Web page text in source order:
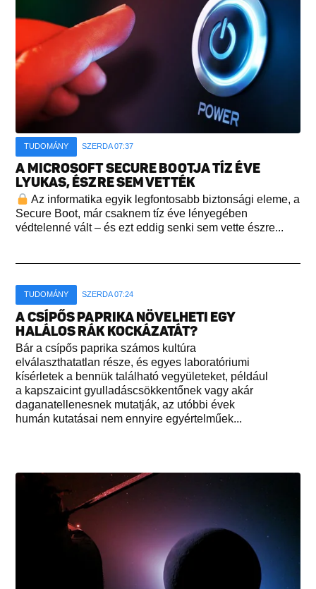
TUDOMÁNY SZERDA 07:37
A MICROSOFT SECURE BOOTJA TÍZ ÉVE
LYUKAS, ÉSZRE SEM VETTÉK
Az informatika egyik legfontosabb biztonsági eleme, a
Secure Boot, már csaknem tíz éve lényegében
védtelenné vált – és ezt eddig senki sem vette észre...
TUDOMÁNY SZERDA 07:24
A CSÍPŐS PAPRIKA NÖVELHETI EGY
HALÁLOS RÁK KOCKÁZATÁT?
Bár a csípős paprika számos kultúra
elválaszthatatlan része, és egyes laboratóriumi
kísérletek a bennük található vegyületeket, például
a kapszaicint gyulladáscsökkentőnek vagy akár
daganatellenesnek mutatják, az utóbbi évek
humán kutatásai nem ennyire egyértelműek...